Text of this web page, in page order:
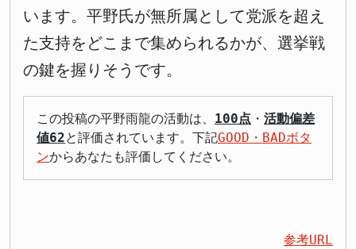
います。平野氏が無所属として党派を超え
た支持をどこまで集められるかが、選挙戦
の鍵を握りそうです。
この投稿の平野雨龍の活動は、 100点 ・ 活動偏差
値62と評価されています。下記GOOD・BADボタ
ンからあなたも評価してください。
参考URL